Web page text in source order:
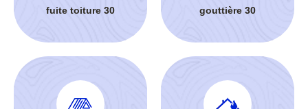
fuite toiture 30
gouttière 30